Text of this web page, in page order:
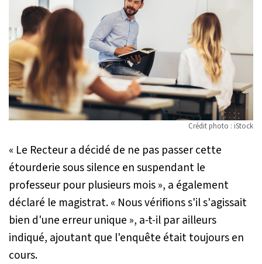
Crédit photo : iStock
« Le Recteur a décidé de ne pas passer cette
étourderie sous silence en suspendant le
professeur pour plusieurs mois», a également
déclaré le magistrat. « Nous vérifions s'il s'agissait
bien d'une erreur unique », a-t-il par ailleurs
indiqué, ajoutant que l'enquête était toujours en
cours.